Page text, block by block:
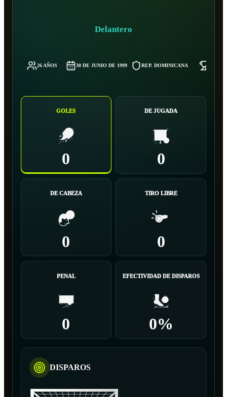
Delantero
26 AÑOS 30 DE JUNIO DE 1999 REP. DOMINICANA
GOLES
0
DE JUGADA
0
DE CABEZA
0
TIRO LIBRE
0
PENAL
0
EFECTIVIDAD DE DISPAROS
0%
DISPAROS